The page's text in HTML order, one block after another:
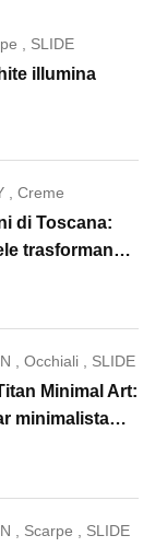
SLIDE
illumina
,Creme
di Toscana:
trasformano
,Occhiali , SLIDE
Minimal Art:
minimalista
Scarpe SLIDE